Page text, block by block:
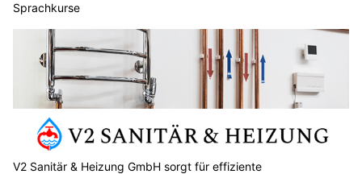
Sprachkurse
V2 Sanitär & Heizung GmbH sorgt für effiziente